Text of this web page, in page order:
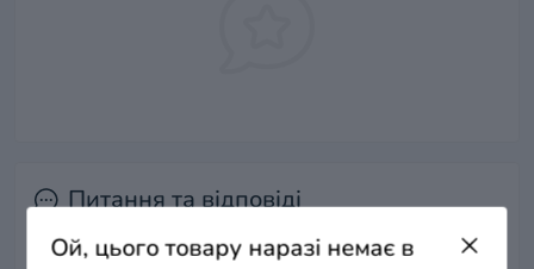
Питання та відповіді
Ой, цього товару наразі немає в